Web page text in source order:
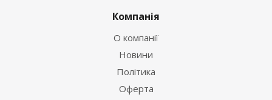
Компанія
О компанії
Новини
Політика
Оферта